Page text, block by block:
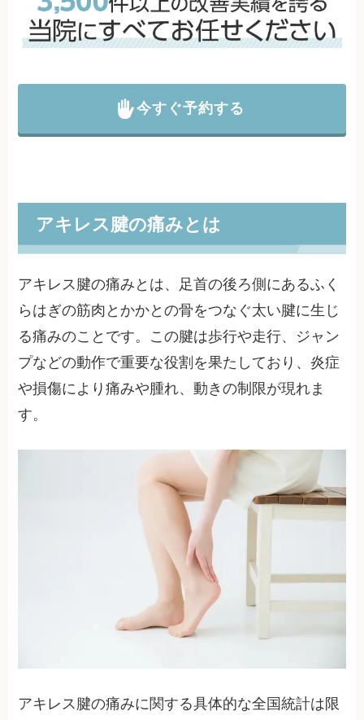
今すぐ予約する
アキレス腱の痛みとは
アキレス腱の痛みとは、足首の後ろ側にあるふく
らはぎの筋肉とかかとの骨をつなぐ太い腱に生じ
る痛みのことです。この腱は歩行や走行、ジャン
プなどの動作で重要な役割を果たしており、炎症
や損傷により痛みや腫れ、動きの制限が現れま
す。
アキレス腱の痛みに関する具体的な全国統計は限